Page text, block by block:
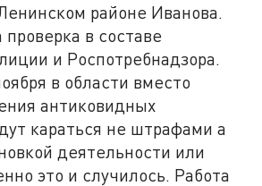
районе Иванова.
в составе
и Роспотребнадзора.
в области вместо
антиковидных
караться не штрафами а
деятельности или
это и случилось. Работа